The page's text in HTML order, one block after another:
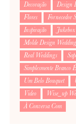
Decoração
Design
Flores
Fornecedor
Inspiração
Jukebox
Molde Design
Real Weddings
Simplesmente Branco
Um Belo Bouquet
Video
Wise_up
À Conversa Com